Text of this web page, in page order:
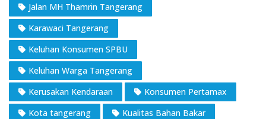
Jalan MH Thamrin Tangerang
Karawaci Tangerang
Keluhan Konsumen SPBU
Keluhan Warga Tangerang
Kerusakan Kendaraan
Konsumen Pertamax
Kota tangerang
Kualitas Bahan Bakar